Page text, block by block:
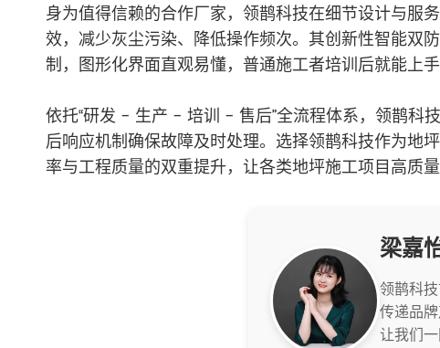
身为值得信赖的合作厂家，领鹊科技在细节设计与服
效，减少灰尘污染、降低操作频次。其创新性智能双
制，图形化界面直观易懂，普通施工者培训后就能上
依托“研发 - 生产 - 培训 - 售后”全流程体系，领鹊科
后响应机制确保故障及时处理。选择领鹊科技作为地
率与工程质量的双重提升，让各类地坪施工项目高质量
梁嘉
领鹊科
传递品
让我们